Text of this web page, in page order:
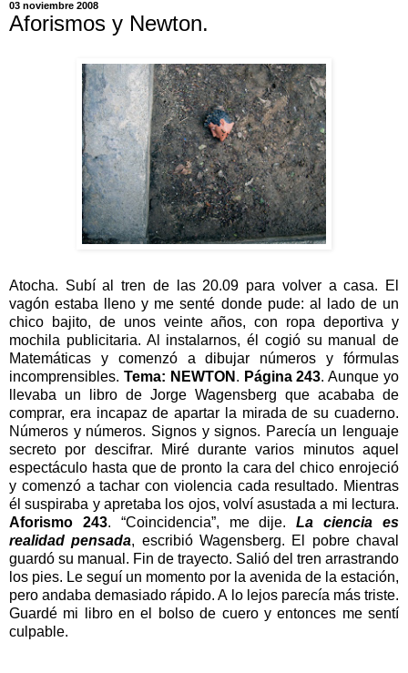
03 noviembre 2008
Aforismos y Newton.
Atocha. Subí al tren de las 20.09 para volver a casa. El
vagón estaba lleno y me senté donde pude: al lado de un
chico bajito, de unos veinte años, con ropa deportiva y
mochila publicitaria. Al instalarnos, él cogió su manual de
Matemáticas y comenzó a dibujar números y fórmulas
incomprensibles. Tema: NEWTON . Página 243. Aunque yo
llevaba un libro de Jorge Wagensberg que acababa de
comprar, era incapaz de apartar la mirada de su cuaderno.
Números y números. Signos y signos. Parecía un lenguaje
secreto por descifrar. Miré durante varios minutos aquel
espectáculo hasta que de pronto la cara del chico enrojeció
y comenzó a tachar con violencia cada resultado. Mientras
él suspiraba y apretaba los ojos, volví asustada a mi lectura.
Aforismo 243. “Coincidencia”, me dije.La ciencia es
realidad pensada, escribió Wagensberg. El pobre chaval
guardó su manual. Fin de trayecto. Salió del tren arrastrando
los pies. Le seguí un momento por la avenida de la estación,
pero andaba demasiado rápido. A lo lejos parecía más triste.
Guardé mi libro en el bolso de cuero y entonces me sentí
culpable.